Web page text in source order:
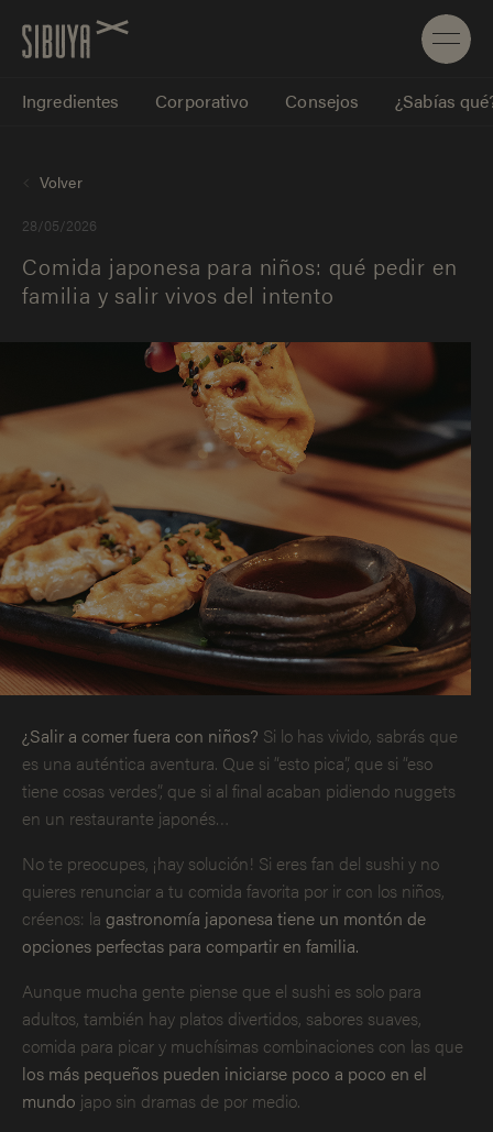
Ingredientes Corporativo Consejos ¿Sabías
28/05/2026
Volver
Comida japonesa para niños: qué pedir en
familia y salir vivos del intento
¿Salir a comer fuera con niños? Si lo has vivido, sabrás que
es una auténtica aventura. Que si “esto pica”, que si “eso
tiene cosas verdes”, que si al final acaban pidiendo nuggets
en un restaurante japonés…
No te preocupes, ¡hay solución! Si eres fan del sushi y no
quieres renunciar a tu comida favorita por ir con los niños,
créenos: la gastronomía japonesa tiene un montón de
opciones perfectas para compartir en familia.
Aunque mucha gente piense que el sushi es solo para
adultos, también hay platos divertidos, sabores suaves,
comida para picar y muchísimas combinaciones con las que
los más pequeños pueden iniciarse poco a poco en el
mundo japo sin dramas de por medio.